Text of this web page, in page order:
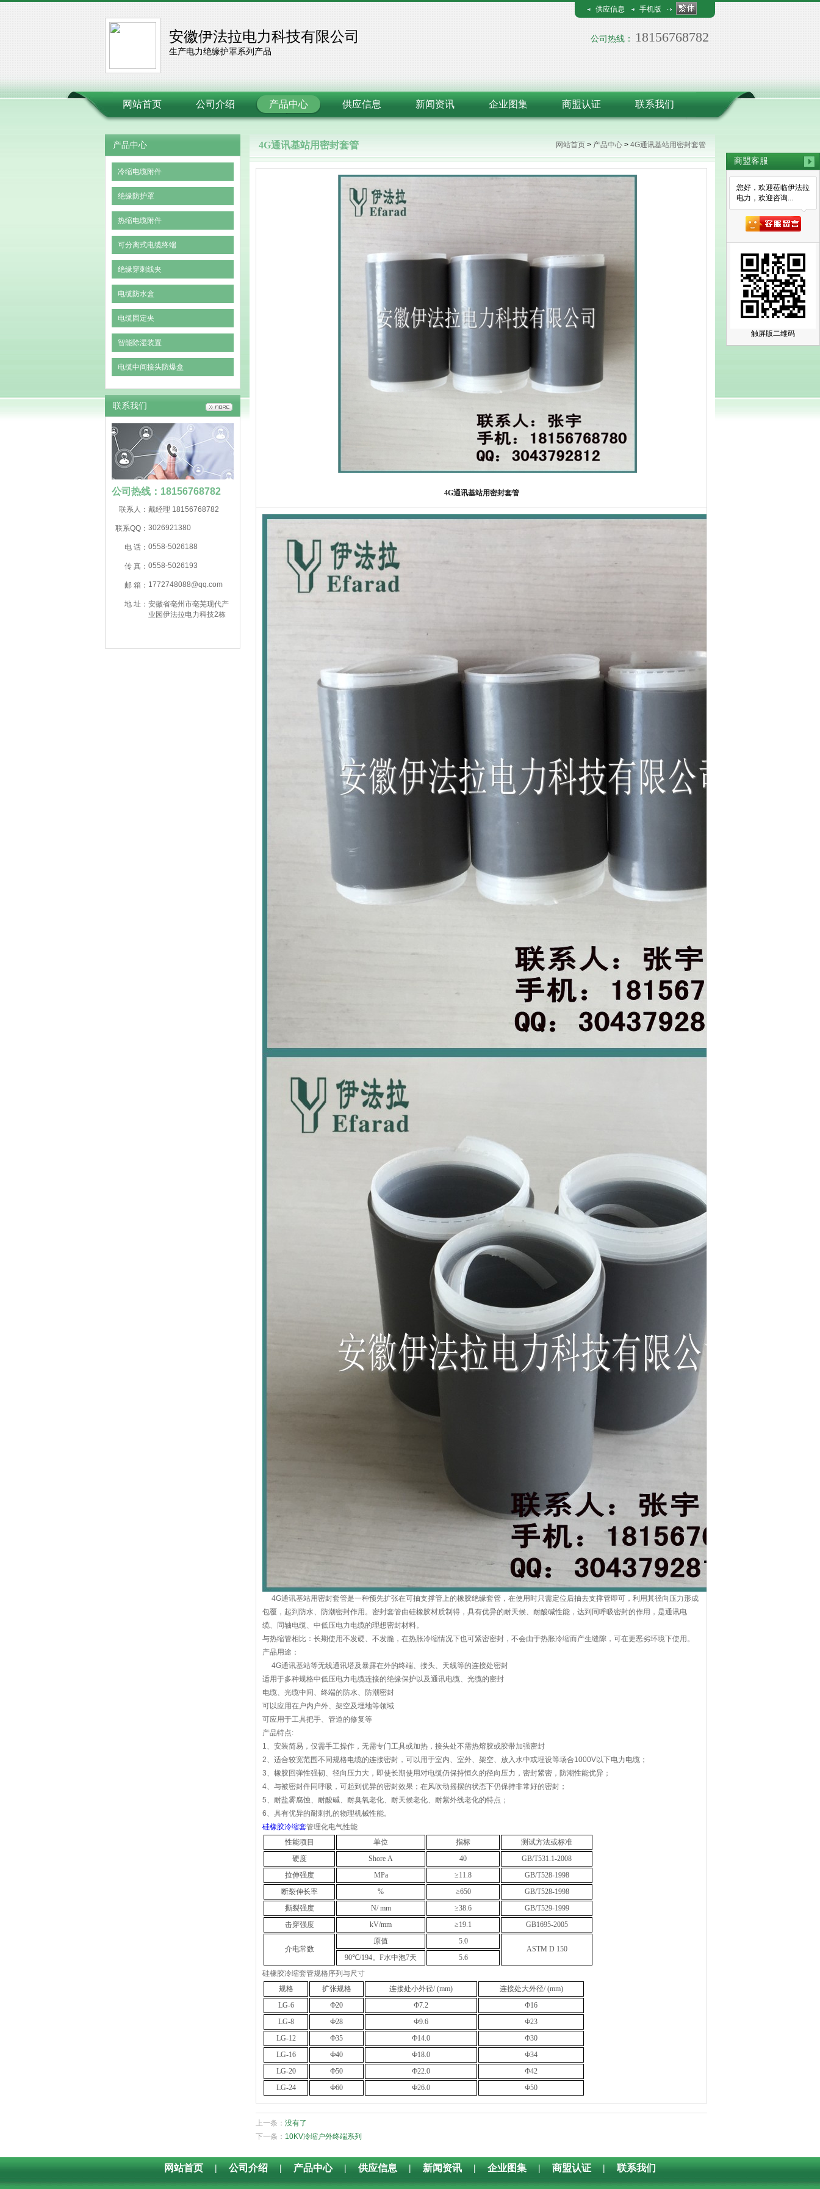
商盟客服
您好，欢迎莅临伊法拉
电力，欢迎咨询...
触屏版二维码
供应信息 手机版
安徽伊法拉电力科技有限公司
生产电力绝缘护罩系列产品
公司热线： 18156768782
网站首页 公司介绍 产品中心 供应信息 新闻资讯 企业图集 商盟认证 联系我们
产品中心
冷缩电缆附件
绝缘防护罩
热缩电缆附件
可分离式电缆终端
绝缘穿刺线夹
电缆防水盒
电缆固定夹
智能除湿装置
电缆中间接头防爆盒
联系我们
公司热线：18156768782
联系人： 戴经理 18156768782
联系QQ： 3026921380
电 话： 0558-5026188
传 真： 0558-5026193
邮 箱： 1772748088@qq.com
地 址： 安徽省亳州市亳芜现代产
业园伊法拉电力科技2栋
网站首页 > 产品中心 > 4G通讯基站用密封套管
4G通讯基站用密封套管
4G通讯基站用密封套管
4G通讯基站用密封套管是一种预先扩张在可抽支撑管上的橡胶绝缘套管，在使用时只需定位后抽去支撑管即可，利用其径向压力形成
包覆，起到防水、防潮密封作用。密封套管由硅橡胶材质制得，具有优异的耐天候、耐酸碱性能，达到同呼吸密封的作用，是通讯电
缆、同轴电缆、中低压电力电缆的理想密封材料。
与热缩管相比：长期使用不发硬、不发脆，在热胀冷缩情况下也可紧密密封，不会由于热胀冷缩而产生缝隙，可在更恶劣环境下使用。
产品用途：
4G通讯基站等无线通讯塔及暴露在外的终端、接头、天线等的连接处密封
适用于多种规格中低压电力电缆连接的绝缘保护以及通讯电缆、光缆的密封
电缆、光缆中间、终端的防水、防潮密封
可以应用在户内户外、架空及埋地等领域
可应用于工具把手、管道的修复等
产品特点:
1、安装简易，仅需手工操作，无需专门工具或加热，接头处不需热熔胶或胶带加强密封
2、适合较宽范围不同规格电缆的连接密封，可以用于室内、室外、架空、放入水中或埋设等场合1000V以下电力电缆；
3、橡胶回弹性强韧、径向压力大，即使长期使用对电缆仍保持恒久的径向压力，密封紧密，防潮性能优异；
4、与被密封件同呼吸，可起到优异的密封效果；在风吹动摇摆的状态下仍保持非常好的密封；
5、耐盐雾腐蚀、耐酸碱、耐臭氧老化、耐天候老化、耐紫外线老化的特点；
6、具有优异的耐刺扎的物理机械性能。
硅橡胶冷缩套管理化电气性能
性能项目
单位 指标
测试方法或标准
硬度
Shore A 40
GB/T531.1-2008
拉伸强度
MPa ≥11.8
GB/T528-1998
断裂伸长率
% ≥650
GB/T528-1998
撕裂强度
N/ mm ≥38.6
GB/T529-1999
击穿强度
kV/mm ≥19.1 GB1695-2005
介电常数
原值
5.0
ASTM D 150
90℃/194。F水中泡7天
5.6
硅橡胶冷缩套管规格序列与尺寸
规格
扩张规格 连接处小外径/ (mm)
连接处大外径/ (mm)
LG-6 Ф20 Ф7.2 Ф16
LG-8 Ф28 Ф9.6 Ф23
LG-12 Ф35 Ф14.0 Ф30
LG-16 Ф40 Ф18.0 Ф34
LG-20 Ф50 Ф22.0 Ф42
LG-24 Ф60 Ф26.0 Ф50
上一条： 没有了
下一条： 10KV冷缩户外终端系列
网站首页 | 公司介绍 | 产品中心 | 供应信息 | 新闻资讯 | 企业图集 | 商盟认证 | 联系我们